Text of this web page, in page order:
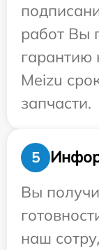
работ Вы
гарантию
Meizu
запчасти.
5
Вы
наш